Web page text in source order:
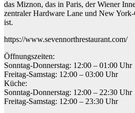
das Miznon, das in Paris, der Wiener
zentraler Hardware Lane und New
ist.
https://www.sevennorthrestaurant.com/
Öffnungszeiten:
Sonntag-Donnerstag: 12:00 – 01:00 Uhr
Freitag-Samstag: 12:00 – 03:00 Uhr
Küche:
Sonntag-Donnerstag: 12:00 – 22:30 Uhr
Freitag-Samstag: 12:00 – 23:30 Uhr